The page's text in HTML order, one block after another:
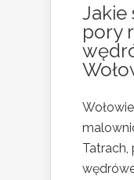
Jakie
pory
Tatrach,